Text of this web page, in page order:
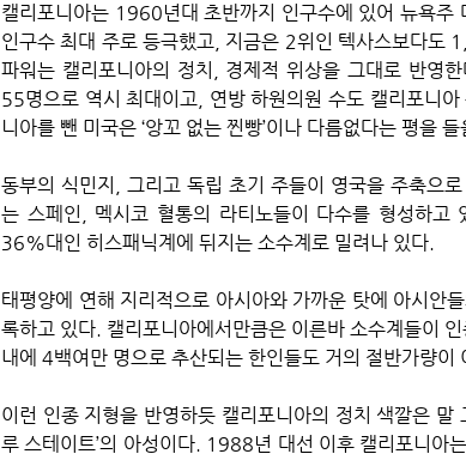
캘리포니아는 1960년대 초반까지 인구수에 있어 뉴욕주
인구수 최대 주로 등극했고, 지금은 2위인 텍사스보다도
파워는 캘리포니아의 정치, 경제적 위상을 그대로 반영
55명으로 역시 최대이고, 연방 하원의원 수도 캘리포니
니아를 뺀 미국은 ‘앙꼬 없는 찐빵’이나 다름없다는 평을
동부의 식민지, 그리고 독립 초기 주들이 영국을 주축으
는 스페인, 멕시코 혈통의 라티노들이 다수를 형성하
36%대인 히스패닉계에 뒤지는 소수계로 밀려나 있다.
태평양에 연해 지리적으로 아시아와 가까운 탓에 아시안
록하고 있다. 캘리포니아에서만큼은 이른바 소수계들이
내에 4백여만 명으로 추산되는 한인들도 거의 절반가량
이런 인종 지형을 반영하듯 캘리포니아의 정치 색깔은 말
루 스테이트’의 아성이다. 1988년 대선 이후 캘리포니아